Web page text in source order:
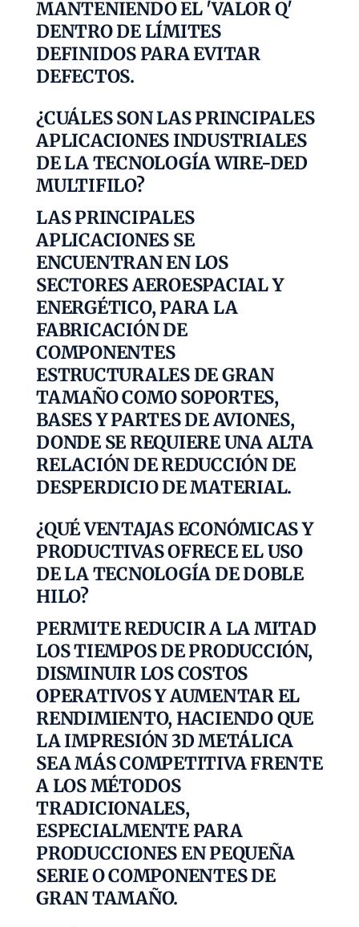
MANTENIENDO EL 'VALOR Q'
DENTRO DE LÍMITES
DEFINIDOS PARA EVITAR
DEFECTOS.
¿CUÁLES SON LAS PRINCIPALES
APLICACIONES INDUSTRIALES
DE LA TECNOLOGÍA WIRE-DED
MULTIFILO?
LAS PRINCIPALES
APLICACIONES SE
ENCUENTRAN EN LOS
SECTORES AEROESPACIAL Y
ENERGÉTICO, PARA LA
FABRICACIÓN DE
COMPONENTES
ESTRUCTURALES DE GRAN
TAMAÑO COMO SOPORTES,
BASES Y PARTES DE AVIONES,
DONDE SE REQUIERE UNA ALTA
RELACIÓN DE REDUCCIÓN DE
DESPERDICIO DE MATERIAL.
¿QUÉ VENTAJAS ECONÓMICAS Y
PRODUCTIVAS OFRECE EL USO
DE LA TECNOLOGÍA DE DOBLE
HILO?
PERMITE REDUCIR A LA MITAD
LOS TIEMPOS DE PRODUCCIÓN,
DISMINUIR LOS COSTOS
OPERATIVOS Y AUMENTAR EL
RENDIMIENTO, HACIENDO QUE
LA IMPRESIÓN 3D METÁLICA
SEA MÁS COMPETITIVA FRENTE
A LOS MÉTODOS
TRADICIONALES,
ESPECIALMENTE PARA
PRODUCCIONES EN PEQUEÑA
SERIE O COMPONENTES DE
GRAN TAMAÑO.